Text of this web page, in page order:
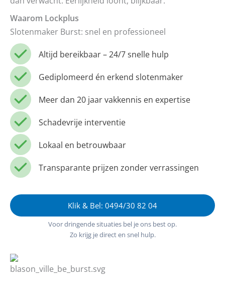
Waarom Lockplus
Slotenmaker Burst: snel en professioneel
Altijd bereikbaar – 24/7 snelle hulp
Gediplomeerd én erkend slotenmaker
Meer dan 20 jaar vakkennis en expertise
Schadevrije interventie
Lokaal en betrouwbaar
Transparante prijzen zonder verrassingen
Klik & Bel: 0494/30 82 04
Voor dringende situaties bel je ons best op.
Zo krijg je direct en snel hulp.